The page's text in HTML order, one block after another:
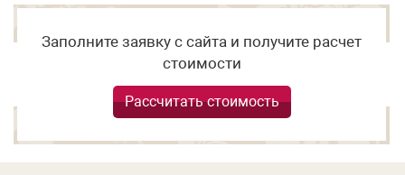
Заполните заявку с сайта и получите расчет
стоимости
Рассчитать стоимость